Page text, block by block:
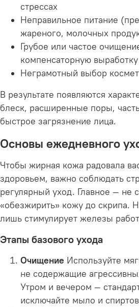
стрессах
Неправильное питание
жареного, молочных
Грубое или частое
компенсаторную
Неграмотный выбор
В результате появляются
блеск, расширенные поры,
быстрое загрязнение лица.
Основы ежедневного
Чтобы жирная кожа радовала
здоровьем, важно соблюдать
регулярный уход. Главное — не
«обезжирить» кожу до скрипа.
лишь стимулирует железы
Этапы базового ухода
Очищение Используйте
не содержащие
Утром и вечером —
исключайте мыло и